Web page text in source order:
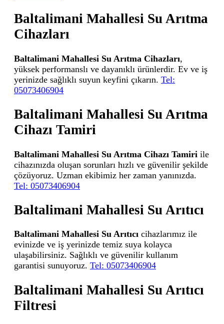
Baltalimani Mahallesi Su Arıtma
Cihazları
Baltalimani Mahallesi Su Arıtma Cihazları,
yüksek performanslı ve dayanıklı ürünlerdir. Ev ve iş
yerinizde sağlıklı suyun keyfini çıkarın. Tel:
05073406904
Baltalimani Mahallesi Su Arıtma
Cihazı Tamiri
Baltalimani Mahallesi Su Arıtma Cihazı Tamiri ile
cihazınızda oluşan sorunları hızlı ve güvenilir şekilde
çözüyoruz. Uzman ekibimiz her zaman yanınızda.
Tel: 05073406904
Baltalimani Mahallesi Su Arıtıcı
Baltalimani Mahallesi Su Arıtıcı cihazlarımız ile
evinizde ve iş yerinizde temiz suya kolayca
ulaşabilirsiniz. Sağlıklı ve güvenilir kullanım
garantisi sunuyoruz. Tel: 05073406904
Baltalimani Mahallesi Su Arıtıcı
Filtresi